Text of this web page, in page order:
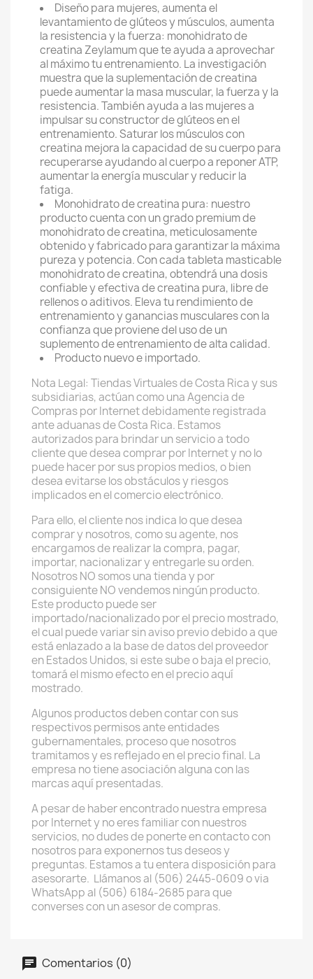
Diseño para mujeres, aumenta el
levantamiento de glúteos y músculos, aumenta
la resistencia y la fuerza: monohidrato de
creatina Zeylamum que te ayuda a aprovechar
al máximo tu entrenamiento. La investigación
muestra que la suplementación de creatina
puede aumentar la masa muscular, la fuerza y la
resistencia. También ayuda a las mujeres a
impulsar su constructor de glúteos en el
entrenamiento. Saturar los músculos con
creatina mejora la capacidad de su cuerpo para
recuperarse ayudando al cuerpo a reponer ATP,
aumentar la energía muscular y reducir la
fatiga.
Monohidrato de creatina pura: nuestro
producto cuenta con un grado premium de
monohidrato de creatina, meticulosamente
obtenido y fabricado para garantizar la máxima
pureza y potencia. Con cada tableta masticable
monohidrato de creatina, obtendrá una dosis
confiable y efectiva de creatina pura, libre de
rellenos o aditivos. Eleva tu rendimiento de
entrenamiento y ganancias musculares con la
confianza que proviene del uso de un
suplemento de entrenamiento de alta calidad.
Producto nuevo e importado.
Nota Legal: Tiendas Virtuales de Costa Rica y sus
subsidiarias, actúan como una Agencia de
Compras por Internet debidamente registrada
ante aduanas de Costa Rica. Estamos
autorizados para brindar un servicio a todo
cliente que desea comprar por Internet y no lo
puede hacer por sus propios medios, o bien
desea evitarse los obstáculos y riesgos
implicados en el comercio electrónico.
Para ello, el cliente nos indica lo que desea
comprar y nosotros, como su agente, nos
encargamos de realizar la compra, pagar,
importar, nacionalizar y entregarle su orden.
Nosotros NO somos una tienda y por
consiguiente NO vendemos ningún producto.
Este producto puede ser
importado/nacionalizado por el precio mostrado,
el cual puede variar sin aviso previo debido a que
está enlazado a la base de datos del proveedor
en Estados Unidos, si este sube o baja el precio,
tomará el mismo efecto en el precio aquí
mostrado.
Algunos productos deben contar con sus
respectivos permisos ante entidades
gubernamentales, proceso que nosotros
tramitamos y es reflejado en el precio final. La
empresa no tiene asociación alguna con las
marcas aquí presentadas.
A pesar de haber encontrado nuestra empresa
por Internet y no eres familiar con nuestros
servicios, no dudes de ponerte en contacto con
nosotros para exponernos tus deseos y
preguntas. Estamos a tu entera disposición para
asesorarte. Llámanos al (506) 2445-0609 o via
WhatsApp al (506) 6184-2685 para que
converses con un asesor de compras.
Comentarios (0)